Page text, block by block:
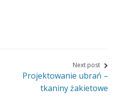
Next post
Projektowanie ubrań –
tkaniny żakietowe